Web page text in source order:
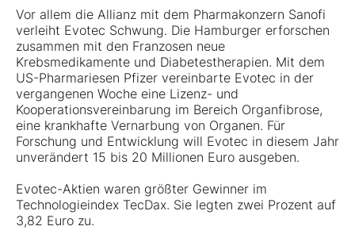
Vor allem die Allianz mit dem Pharmakonzern Sanofi
verleiht Evotec Schwung. Die Hamburger erforschen
zusammen mit den Franzosen neue
Krebsmedikamente und Diabetestherapien. Mit dem
US-Pharmariesen Pfizer vereinbarte Evotec in der
vergangenen Woche eine Lizenz- und
Kooperationsvereinbarung im Bereich Organfibrose,
eine krankhafte Vernarbung von Organen. Für
Forschung und Entwicklung will Evotec in diesem Jahr
unverändert 15 bis 20 Millionen Euro ausgeben.
Evotec-Aktien waren größter Gewinner im
Technologieindex TecDax. Sie legten zwei Prozent auf
3,82 Euro zu.